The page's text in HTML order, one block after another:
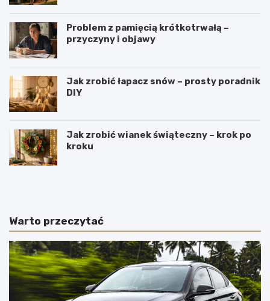
Problem z pamięcią krótkotrwałą –
przyczyny i objawy
Jak zrobić łapacz snów – prosty poradnik
DIY
Jak zrobić wianek świąteczny – krok po
kroku
J
p
o
l
s
k
i
W
y
m
e
n
n
i
Warto przeczytać